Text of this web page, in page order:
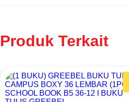
Produk Terkait